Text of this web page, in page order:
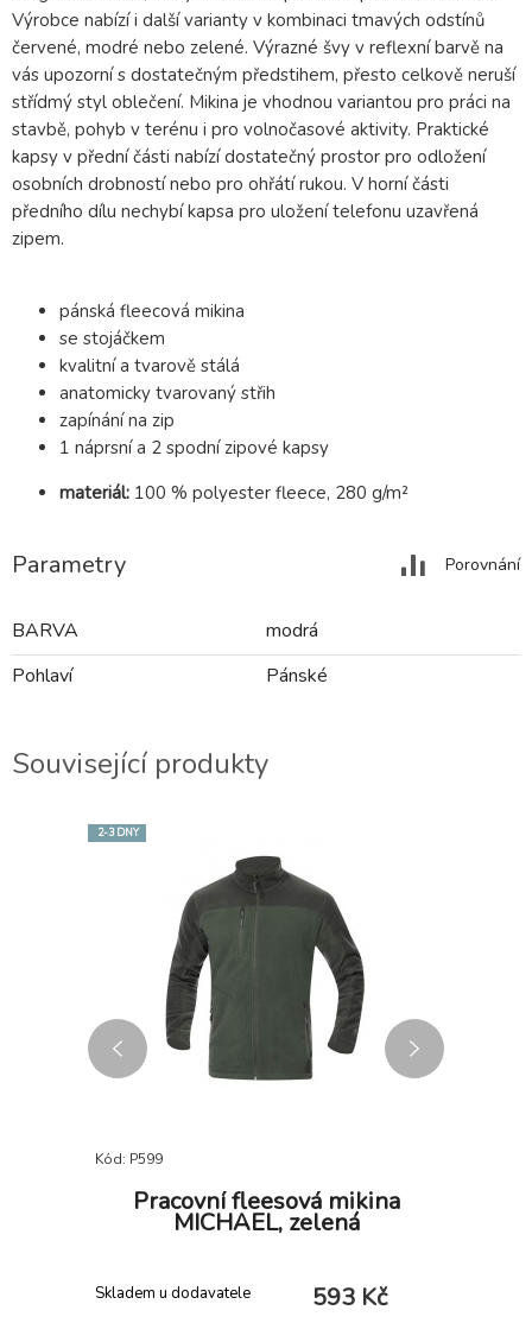
Výrobce nabízí i další varianty v kombinaci tmavých odstínů
červené, modré nebo zelené. Výrazné švy v reflexní barvě na
vás upozorní s dostatečným předstihem, přesto celkově neruší
střídmý styl oblečení. Mikina je vhodnou variantou pro práci na
stavbě, pohyb v terénu i pro volnočasové aktivity. Praktické
kapsy v přední části nabízí dostatečný prostor pro odložení
osobních drobností nebo pro ohřátí rukou. V horní části
předního dílu nechybí kapsa pro uložení telefonu uzavřená
zipem.
pánská fleecová mikina
se stojáčkem
kvalitní a tvarově stálá
anatomicky tvarovaný střih
zapínání na zip
1 náprsní a 2 spodní zipové kapsy
materiál: 100 % polyester fleece, 280 g/m²
Parametry Porovnání
BARVA
modrá
Pohlaví
Pánské
Související produkty
2-3 DNY
Kód: P599
Pracovní fleesová mikina
MICHAEL, zelená
Skladem u dodavatele 593 Kč